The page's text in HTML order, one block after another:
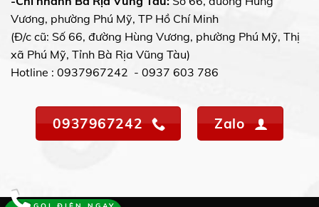
Vương, phường Phú Mỹ, TP Hồ Chí Minh
(Đ/c cũ: Số 66, đường Hùng Vương, phường Phú Mỹ, Thị
xã Phú Mỹ, Tỉnh Bà Rịa Vũng Tàu)
Hotline : 0937967242 - 0937 603 786
0937967242 Zalo